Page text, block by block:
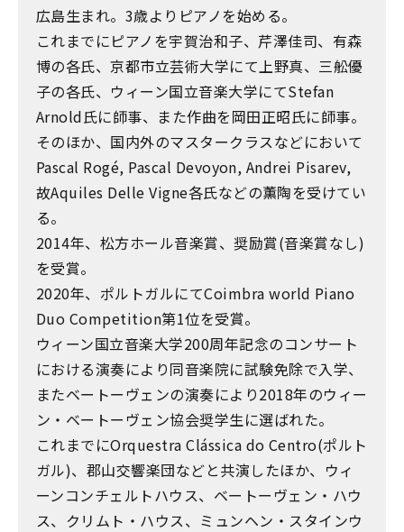
広島生まれ。3歳よりピアノを始める。
これまでにピアノを宇賀治和子、芹澤佳司、有森
博の各氏、京都市立芸術大学にて上野真、三舩優
子の各氏、ウィーン国立音楽大学にてStefan
Arnold氏に師事、また作曲を岡田正昭氏に師事。
そのほか、国内外のマスタークラスなどにおいて
Pascal Rogé, Pascal Devoyon, Andrei Pisarev,
故Aquiles Delle Vigne各氏などの薫陶を受けてい
る。
2014年、松方ホール音楽賞、奨励賞(音楽賞なし)
を受賞。
2020年、ポルトガルにてCoimbra world Piano
Duo Competition第1位を受賞。
ウィーン国立音楽大学200周年記念のコンサート
における演奏により同音楽院に試験免除で入学、
またベートーヴェンの演奏により2018年のウィー
ン・ベートーヴェン協会奨学生に選ばれた。
これまでにOrquestra Clássica do Centro(ポルト
ガル)、郡山交響楽団などと共演したほか、ウィ
ーンコンチェルトハウス、ベートーヴェン・ハウ
ス、クリムト・ハウス、ミュンヘン・スタインウ